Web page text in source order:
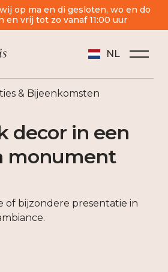
op ma en di gesloten, wo en do
en vrij tot zo vanaf 11:00 uur
NL
& Bijeenkomsten
decor in een
monument
of bijzondere presentatie in